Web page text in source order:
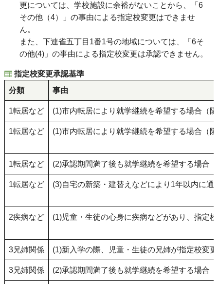
更については、学校施設に余裕がないことから、「6
その他（4）」の事由による指定校変更はできませ
ん。
また、下連雀五丁目1番1号の地域については、「6そ
の他(4) 」の事由による指定校変更は承認できません。
指定校変更承認基準
分類
事由
1転居など (1)市内転居により就学継続を希望する場合（
1転居など (1)市内転居により就学継続を希望する場合（
1転居など (2)承認期間満了後も就学継続を希望する場合
1転居など (3)自宅の新築・建替えなどにより1年以内に
2疾病など (1)児童・生徒の心身に疾病などがあり、指定
3兄姉関係 (1)新入学の際、児童・生徒の兄姉が指定校変
3兄姉関係 (2)承認期間満了後も就学継続を希望する場合